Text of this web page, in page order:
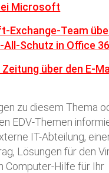
Microsoft
Exchange-Team
All-Schutz in Office
über den E-
zu diesem Thema
EDV-Themen
IT-Abteilung,
Lösungen für den
Computer-Hilfe für Ihr